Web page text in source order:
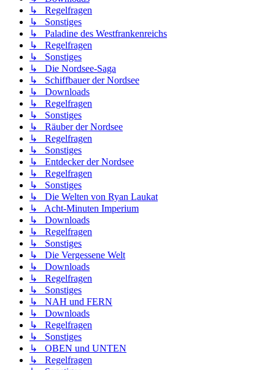
↳ Regelfragen
↳ Sonstiges
↳ Paladine des Westfrankenreichs
↳ Regelfragen
↳ Sonstiges
↳ Die Nordsee-Saga
↳ Schiffbauer der Nordsee
↳ Downloads
↳ Regelfragen
↳ Sonstiges
↳ Räuber der Nordsee
↳ Regelfragen
↳ Sonstiges
↳ Entdecker der Nordsee
↳ Regelfragen
↳ Sonstiges
↳ Die Welten von Ryan Laukat
↳ Acht-Minuten Imperium
↳ Downloads
↳ Regelfragen
↳ Sonstiges
↳ Die Vergessene Welt
↳ Downloads
↳ Regelfragen
↳ Sonstiges
↳ NAH und FERN
↳ Downloads
↳ Regelfragen
↳ Sonstiges
↳ OBEN und UNTEN
↳ Regelfragen